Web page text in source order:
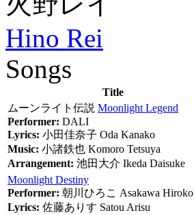
Hino Rei
Songs
Title
ムーンライト伝説 Moonlight Legend
Performer: DALI
Lyrics: 小田佳奈子 Oda Kanako
Music: 小諸鉄也 Komoro Tetsuya
Arrangement: 池田大介 Ikeda Daisuke
Moonlight Destiny
Performer: 朝川ひろこ Asakawa Hiroko
Lyrics: 佐藤ありす Satou Arisu